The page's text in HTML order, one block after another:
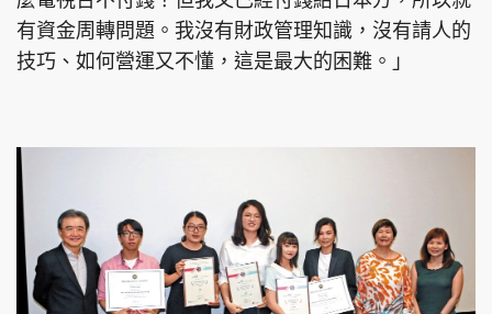
有資金周轉問題。我沒有財政管理知識，沒有請人的
技巧、如何營運又不懂，這是最大的困難。」